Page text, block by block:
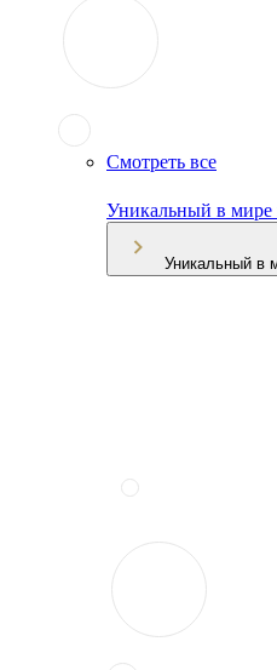
Смотреть все
Уникальный в мире
Уникальный в